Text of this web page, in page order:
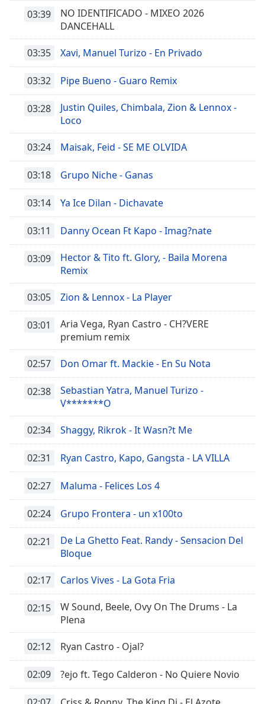
03:39
NO IDENTIFICADO - MIXEO 2026
DANCEHALL
03:35 Xavi, Manuel Turizo - En Privado
03:32 Pipe Bueno - Guaro Remix
03:28
Justin Quiles, Chimbala, Zion & Lennox -
Loco
03:24 Maisak, Feid - SE ME OLVIDA
03:18 Grupo Niche - Ganas
03:14 Ya Ice Dilan - Dichavate
03:11 Danny Ocean Ft Kapo - Imag?nate
03:09
Hector & Tito ft. Glory, - Baila Morena
Remix
03:05 Zion & Lennox - La Player
03:01
Aria Vega, Ryan Castro - CH?VERE
premium remix
02:57 Don Omar ft. Mackie - En Su Nota
02:38
Sebastian Yatra, Manuel Turizo -
V*******O
02:34 Shaggy, Rikrok - It Wasn?t Me
02:31 Ryan Castro, Kapo, Gangsta - LA VILLA
02:27 Maluma - Felices Los 4
02:24 Grupo Frontera - un x100to
02:21
De La Ghetto Feat. Randy - Sensacion Del
Bloque
02:17 Carlos Vives - La Gota Fria
02:15
W Sound, Beele, Ovy On The Drums - La
Plena
02:12 Ryan Castro - Ojal?
02:09 ?ejo ft. Tego Calderon - No Quiere Novio